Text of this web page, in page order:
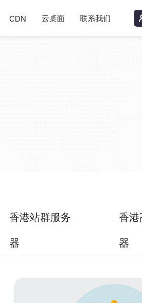
CDN 云桌面 联系我们
香港站群服务
器
香港
器